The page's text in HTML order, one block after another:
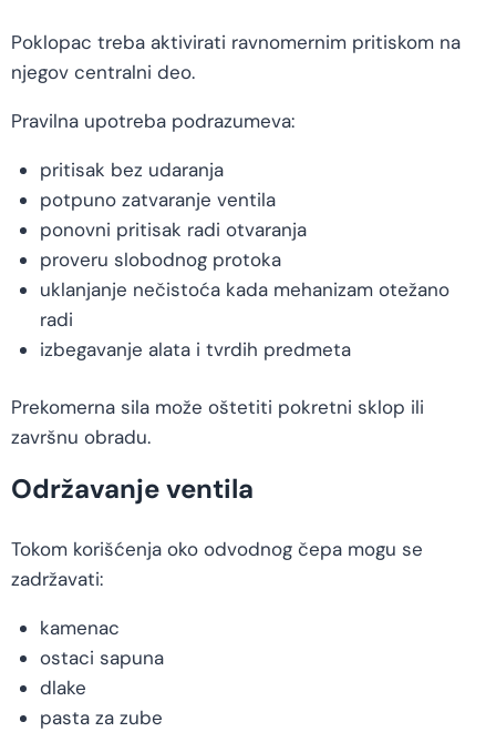
Poklopac treba aktivirati ravnomernim pritiskom na
njegov centralni deo.
Pravilna upotreba podrazumeva:
pritisak bez udaranja
potpuno zatvaranje ventila
ponovni pritisak radi otvaranja
proveru slobodnog protoka
uklanjanje nečistoća kada mehanizam otežano
radi
izbegavanje alata i tvrdih predmeta
Prekomerna sila može oštetiti pokretni sklop ili
završnu obradu.
Održavanje ventila
Tokom korišćenja oko odvodnog čepa mogu se
zadržavati:
kamenac
ostaci sapuna
dlake
pasta za zube